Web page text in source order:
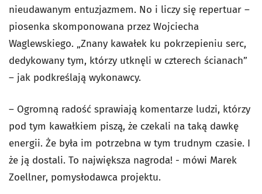
nieudawanym entuzjazmem. No i liczy się repertuar –
piosenka skomponowana przez Wojciecha
Waglewskiego. „Znany kawałek ku pokrzepieniu serc,
dedykowany tym, którzy utknęli w czterech ścianach”
– jak podkreślają wykonawcy.
– Ogromną radość sprawiają komentarze ludzi, którzy
pod tym kawałkiem piszą, że czekali na taką dawkę
energii. Że była im potrzebna w tym trudnym czasie. I
że ją dostali. To największa nagroda! - mówi Marek
Zoellner, pomysłodawca projektu.